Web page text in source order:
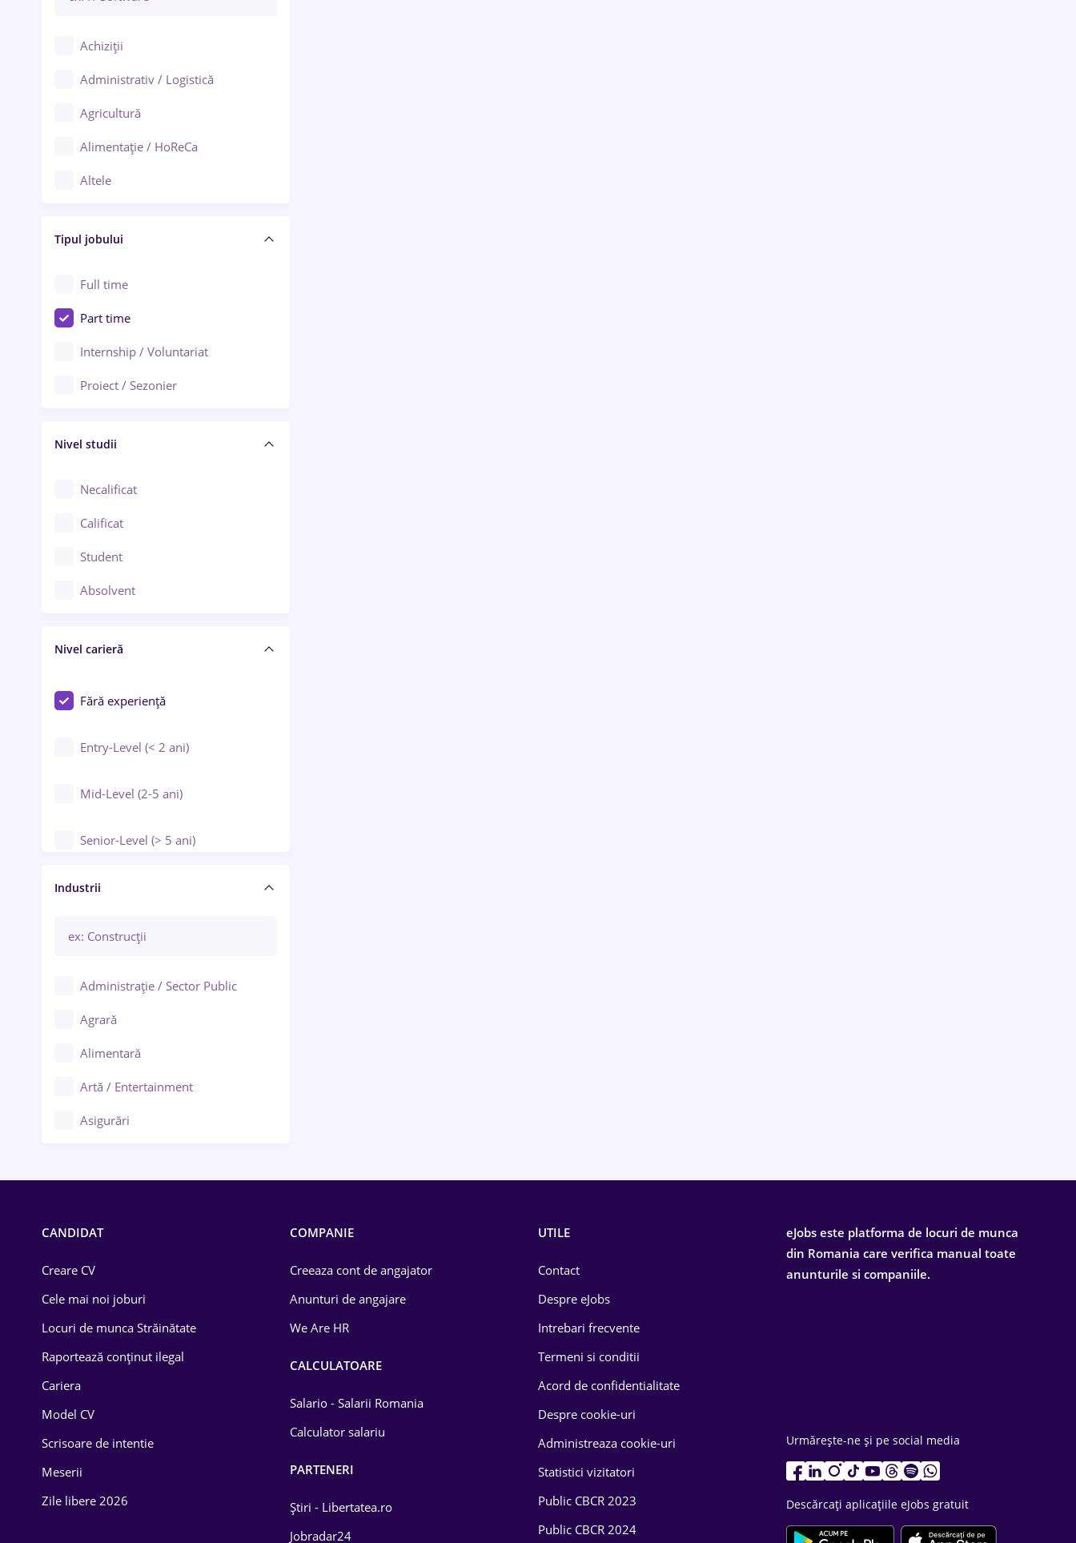
Galați (Galați)
Ploiești
Arad
Baia Mare
Bârlad
Bistrița (Bistrița-Năsăud)
Achiziții
Administrativ / Logistică
Agricultură
Alimentație / HoReCa
Altele
Asigurări
Au pair / Babysitter / Curățenie
Audit / Consultanță
Auto / Echipamente
Automatizări
Cercetare - dezvoltare
Chimie / Biochimie
Confecții / Design vestimentar
Construcții / Instalații
Controlul calității
Educație / Training / Arte
Tipul jobului
Full time
Part time
Internship / Voluntariat
Proiect / Sezonier
Nivel studii
Necalificat
Calificat
Student
Absolvent
Nivel carieră
Fără experiență
Entry-Level (< 2 ani)
Mid-Level (2-5 ani)
Senior-Level (> 5 ani)
Manager / Executiv
Industrii
Administrație / Sector Public
Agrară
Alimentară
Artă / Entertainment
Asigurări
Drept
Educație / Training
Energetică
Farma
CANDIDAT
Creare CV
Cele mai noi joburi
Locuri de munca Străinătate
Raportează conținut ilegal
Cariera
Model CV
Scrisoare de intentie
Meserii
Zile libere 2026
COMPANIE
Creeaza cont de angajator
Anunturi de angajare
We Are HR
CALCULATOARE
Salario - Salarii Romania
Calculator salariu
PARTENERI
Știri - Libertatea.ro
Jobradar24
UTILE
Contact
Despre eJobs
Intrebari frecvente
Termeni si conditii
Acord de confidentialitate
Despre cookie-uri
Administreaza cookie-uri
Statistici vizitatori
Public CBCR 2023
Public CBCR 2024
eJobs este platforma de locuri de munca
din Romania care verifica manual toate
anunturile si companiile.
Urmărește-ne și pe social media
Descărcați aplicațiile eJobs gratuit